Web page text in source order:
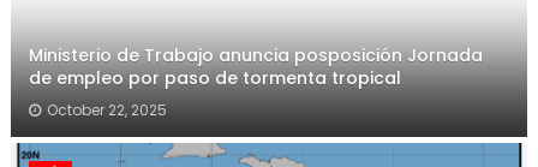
Ministerio de Trabajo anuncia posposición Jornada
de empleo por paso de tormenta tropical
October 22, 2025